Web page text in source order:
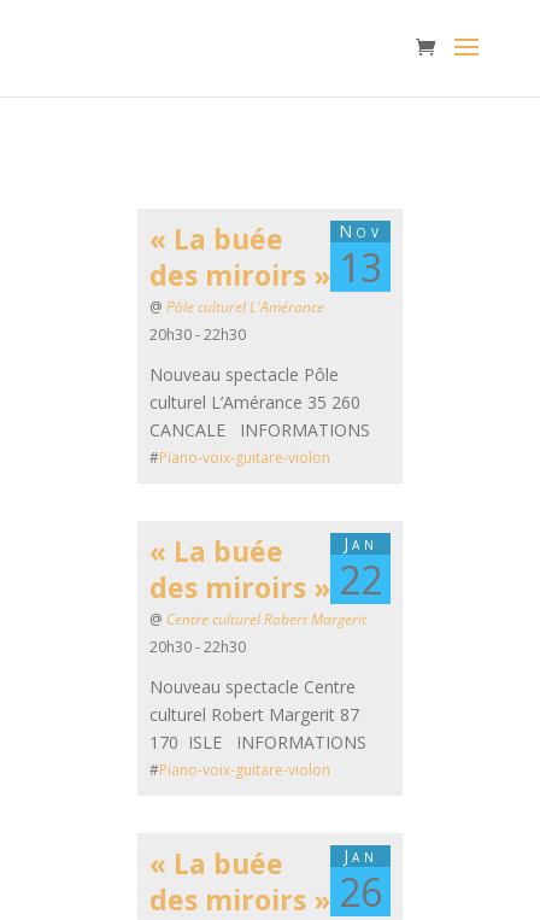
Nov
13
« La buée
des miroirs »
@ Pôle culturel L'Amérance
20h30 - 22h30
Nouveau spectacle Pôle
culturel L’Amérance 35 260
CANCALE INFORMATIONS
#Piano-voix-guitare-violon
Jan
22
« La buée
des miroirs »
@ Centre culturel Robert Margerit
20h30 - 22h30
Nouveau spectacle Centre
culturel Robert Margerit 87
170 ISLE INFORMATIONS
#Piano-voix-guitare-violon
Jan
26
« La buée
des miroirs »